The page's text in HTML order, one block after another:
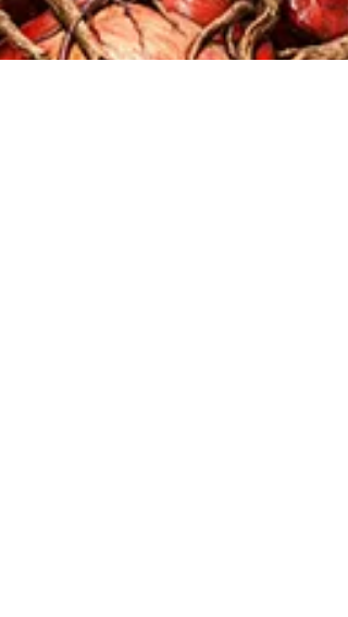
vor der nächsten. Also gilt es
und eben darum bemüht sich zur Zeit